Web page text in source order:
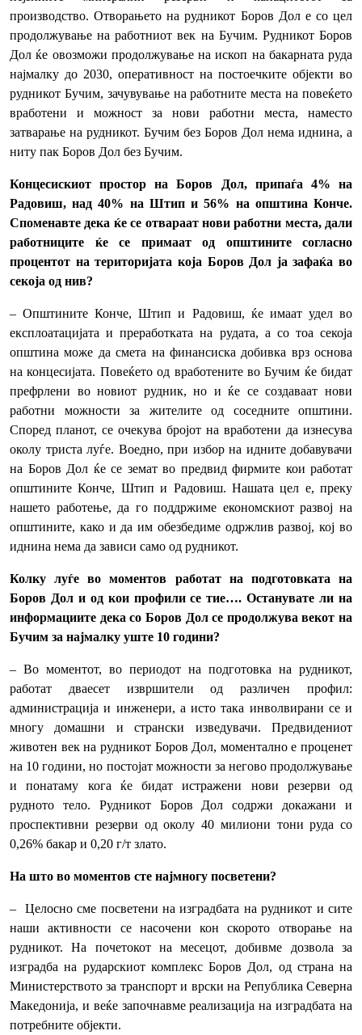
производство. Отворањето на рудникот Боров Дол е со цел
продолжување на работниот век на Бучим. Рудникот Боров
Дол ќе овозможи продолжување на ископ на бакарната руда
најмалку до 2030, оперативност на постоечките објекти во
рудникот Бучим, зачувување на работните места на повеќето
вработени и можност за нови работни места, наместо
затварање на рудникот. Бучим без Боров Дол нема иднина, а
ниту пак Боров Дол без Бучим.
Концесискиот простор на Боров Дол, припаѓа 4% на
Радовиш, над 40% на Штип и 56% на општина Конче.
Споменавте дека ќе се отвараат нови работни места, дали
работниците ќе се примаат од општините согласно
процентот на територијата која Боров Дол ја зафаќа во
секоја од нив?
– Општините Конче, Штип и Радовиш, ќе имаат удел во
експлоатацијата и преработката на рудата, а со тоа секоја
општина може да смета на финансиска добивка врз основа
на концесијата. Повеќето од вработените во Бучим ќе бидат
префрлени во новиот рудник, но и ќе се создаваат нови
работни можности за жителите од соседните општини.
Според планот, се очекува бројот на вработени да изнесува
околу триста луѓе. Воедно, при избор на идните добавувачи
на Боров Дол ќе се земат во предвид фирмите кои работат
општините Конче, Штип и Радовиш. Нашата цел е, преку
нашето работење, да го поддржиме економскиот развој на
општините, како и да им обезбедиме одржлив развој, кој во
иднина нема да зависи само од рудникот.
Колку луѓе во моментов работат на подготовката на
Боров Дол и од кои профили се тие…. Останувате ли на
информациите дека со Боров Дол се продолжува векот на
Бучим за најмалку уште 10 години?
– Во моментот, во периодот на подготовка на рудникот,
работат дваесет извршители од различен профил:
администрација и инженери, а исто така инволвирани се и
многу домашни и странски изведувачи. Предвидениот
животен век на рудникот Боров Дол, моментално е проценет
на 10 години, но постојат можности за негово продолжување
и понатаму кога ќе бидат истражени нови резерви од
рудното тело. Рудникот Боров Дол содржи докажани и
проспективни резерви од околу 40 милиони тони руда со
0,26% бакар и 0,20 г/т злато.
На што во моментов сте најмногу посветени?
– Целосно сме посветени на изградбата на рудникот и сите
наши активности се насочени кон скорото отворање на
рудникот. На почетокот на месецот, добивме дозвола за
изградба на рударскиот комплекс Боров Дол, од страна на
Министерството за транспорт и врски на Република Северна
Македонија, и веќе започнавме реализација на изградбата на
потребните објекти.